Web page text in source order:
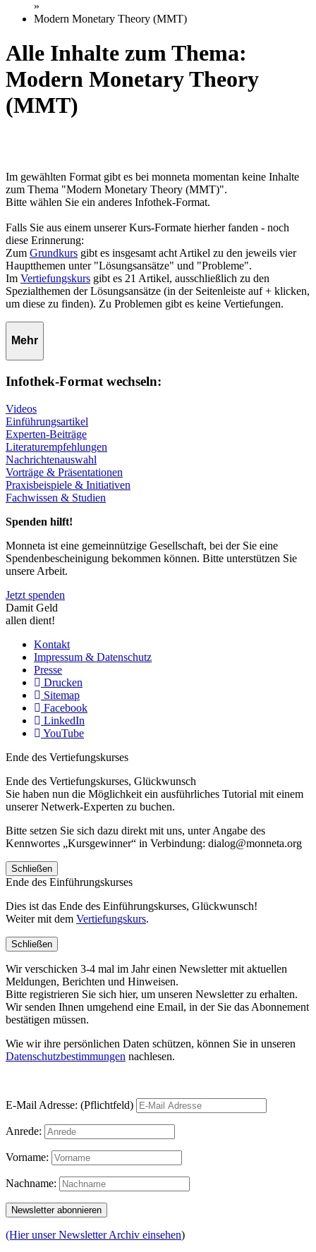
»
Modern Monetary Theory (MMT)
Alle Inhalte zum Thema:
Modern Monetary Theory
(MMT)
Im gewählten Format gibt es bei monneta momentan keine Inhalte
zum Thema "Modern Monetary Theory (MMT)".
Bitte wählen Sie ein anderes Infothek-Format.
Falls Sie aus einem unserer Kurs-Formate hierher fanden - noch
diese Erinnerung:
Zum Grundkurs gibt es insgesamt acht Artikel zu den jeweils vier
Hauptthemen unter "Lösungsansätze" und "Probleme".
Im Vertiefungskurs gibt es 21 Artikel, ausschließlich zu den
Spezialthemen der Lösungsansätze (in der Seitenleiste auf + klicken,
um diese zu finden). Zu Problemen gibt es keine Vertiefungen.
Mehr
Infothek-Format wechseln:
Videos
Einführungsartikel
Experten-Beiträge
Literaturempfehlungen
Nachrichtenauswahl
Vorträge & Präsentationen
Praxisbeispiele & Initiativen
Fachwissen & Studien
Spenden hilft!
Monneta ist eine gemeinnützige Gesellschaft, bei der Sie eine
Spendenbescheinigung bekommen können. Bitte unterstützen Sie
unsere Arbeit.
Jetzt spenden
Damit Geld
allen dient!
Kontakt
Impressum & Datenschutz
Presse
Drucken
Sitemap
Facebook
LinkedIn
YouTube
Ende des Vertiefungskurses
Ende des Vertiefungskurses, Glückwunsch
Sie haben nun die Möglichkeit ein ausführliches Tutorial mit einem
unserer Netwerk-Experten zu buchen.
Bitte setzen Sie sich dazu direkt mit uns, unter Angabe des
Kennwortes „Kursgewinner“ in Verbindung: dialog@monneta.org
Schließen
Ende des Einführungskurses
Dies ist das Ende des Einführungskurses, Glückwunsch!
Weiter mit dem Vertiefungskurs.
Schließen
Wir verschicken 3-4 mal im Jahr einen Newsletter mit aktuellen
Meldungen, Berichten und Hinweisen.
Bitte registrieren Sie sich hier, um unseren Newsletter zu erhalten.
Wir senden Ihnen umgehend eine Email, in der Sie das Abonnement
bestätigen müssen.
Wie wir ihre persönlichen Daten schützen, können Sie in unseren
Datenschutzbestimmungen nachlesen.
E-Mail Adresse: (Pflichtfeld)
Anrede:
Vorname:
Nachname:
(Hier unser Newsletter Archiv einsehen)